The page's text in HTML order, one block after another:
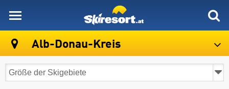
Alb-Donau-Kreis